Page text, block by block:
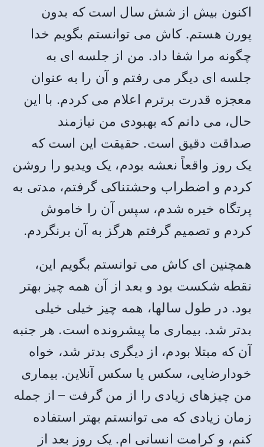
اکنون بیش از شش سال است که بدون
پورن هستم. کاش می توانستم بگویم خدا
چگونه مرا شفا داد. من از جلسه ای به
جلسه ای دیگر می رفتم و آن را به عنوان
معجزه قدرت برترم اعلام می کردم. با این
حال، می دانم که بهبودی من نیازمند
صداقت دقیق است. حقیقت این است که
یک روز واقعاً نعشه بودم، یک ویدیو را روشن
کردم و اضطراب وحشتناکی گرفتم، مدتی به
پرتگاه خیره شدم، سپس آن را خاموش
کردم و تصمیم گرفتم هرگز به آن برنگردم.
همچنین ای کاش می توانستم بگویم این،
نقطه شکست بود و بعد از آن همه چیز بهتر
بود. در طول سالها، همه چیز خیلی خیلی
بدتر شد. بیماری ما پیشرونده است. هر جنبه
آن که مبتلا بودم، از دیگری بدتر شد، خواه
خودارضایی، سکس یا سکس آنلاین. بیماری
من چیزهای زیادی را از من گرفت – از جمله
زمان زیادی که می توانستم بهتر استفاده
کنم، و کرامت انسانی ام. یک روز بعد از